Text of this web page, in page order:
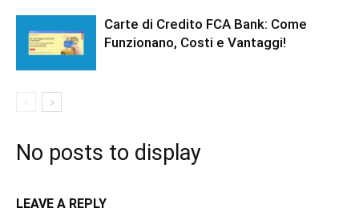
Carte di Credito FCA Bank: Come
Funzionano, Costi e Vantaggi!
No posts to display
LEAVE A REPLY